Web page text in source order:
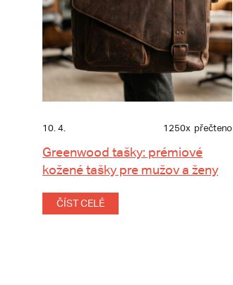
10. 4. 1250x přečteno
Greenwood tašky: prémiové
kožené tašky pre mužov a ženy
ČÍST CELÉ